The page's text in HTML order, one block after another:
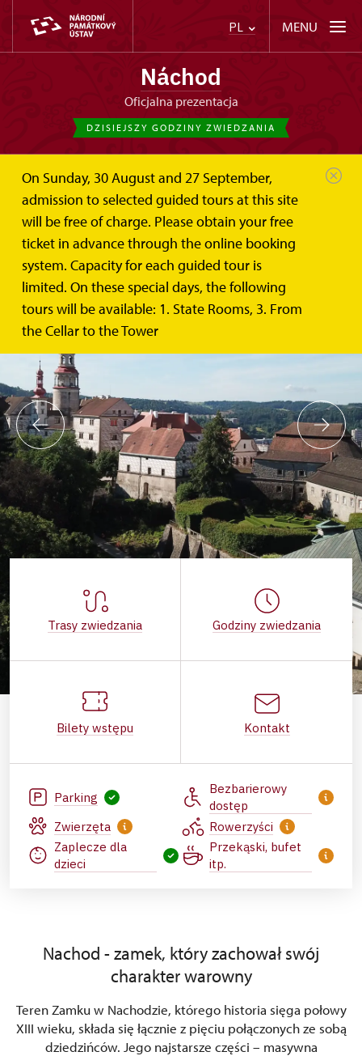
PL MENU
Náchod
Oficjalna prezentacja
DZISIEJSZY GODZINY ZWIEDZANIA
On Sunday, 30 August and 27 September,
admission to selected guided tours at this site
will be free of charge. Please obtain your free
ticket in advance through the online booking
system. Capacity for each guided tour is
limited. On these special days, the following
tours will be available: 1. State Rooms, 3. From
the Cellar to the Tower
Trasy zwiedzania Godziny zwiedzania
Bilety wstępu Kontakt
Parking
Bezbarierowy
dostęp
Zwierzęta
Rowerzyści
Zaplecze dla
dzieci
Przekąski, bufet
itp.
Nachod - zamek, który zachował swój
charakter warowny
Teren Zamku w Nachodzie, którego historia sięga połowy
XIII wieku, składa się łącznie z pięciu połączonych ze sobą
dziedzińców. Jego najstarsze części – masywna